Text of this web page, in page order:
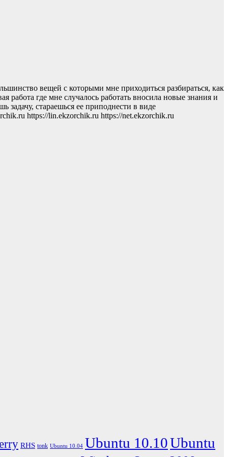
вещей с которыми мне приходиться разбираться, как
где мне случалось работать вносила новые знания и
задачу, стараешься ее приподнести в виде
https://lin.ekzorchik.ru https://net.ekzorchik.ru
RHS tonk Ubuntu 10.04 Ubuntu 10.10Ubuntu